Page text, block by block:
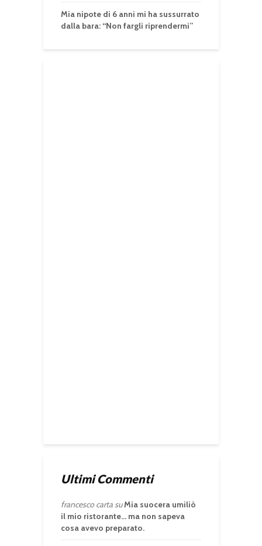
Mia nipote di 6 anni mi ha sussurrato
dalla bara: “Non fargli riprendermi”
Ultimi Commenti
francesco cartasuMia suocera umiliò
il mio ristorante… ma non sapeva
cosa avevo preparato.